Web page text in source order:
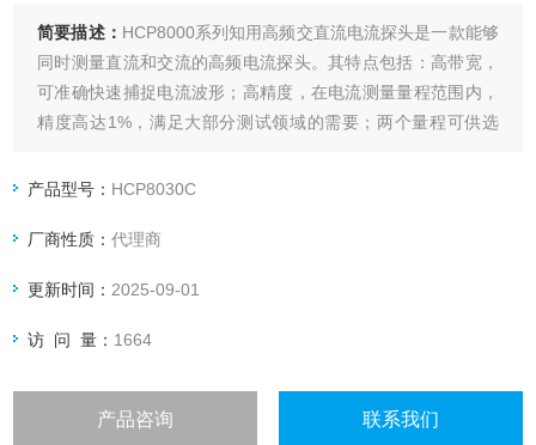
简要描述： HCP8000系列知用高频交直流电流探头是一款能够
同时测量直流和交流的高频电流探头。其特点包括：高带宽，
可准确快速捕捉电流波形；高精度，在电流测量量程范围内，
精度高达1%，满足大部分测试领域的需要；两个量程可供选
流报警功能，提醒量程切换；电子轻触式按键设计，使用寿命
产品型号： HCP8030C
厂商性质：代理商
更新时间： 2025-09-01
访 问 量： 1664
产品咨询 联系我们